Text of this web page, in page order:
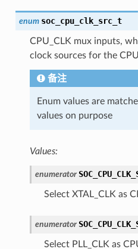
enum soc_cpu_clk_src_t
CPU_CLK mux inputs,
clock sources for the
备注
Enum values are
values on purpose
Values:
enumerator
Select XTAL_CLK as
enumerator
Select PLL_CLK as